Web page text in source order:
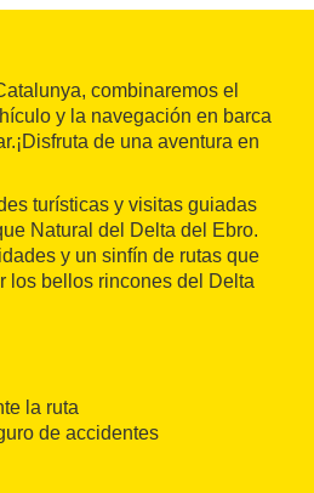
combinaremos el
y la navegación en barca
de una aventura en
turísticas y visitas guiadas
Natural del Delta del Ebro.
y un sinfín de rutas que
los bellos rincones del Delta
la ruta
de accidentes